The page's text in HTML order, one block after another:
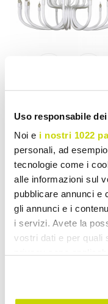
Uso responsabile
Noi e i nostri 1022
personali, ad
tecnologie come i
alle informazioni sul
pubblicare annunci e
gli annunci e i
i servizi. Avete la
vostri dati e per quali
modificare o
momento dalla
VIADURINI LIGHTING
Hangende
met 16 of 32 lampen
of zwart aluminium -
€ 2.245,44 € 2.806,80 -